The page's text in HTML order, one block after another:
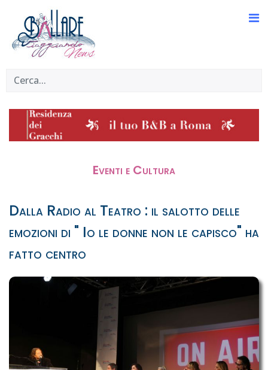
Eventi e Cultura
Dalla Radio al Teatro : il salotto delle
emozioni di " Io le donne non le capisco" ha
fatto centro